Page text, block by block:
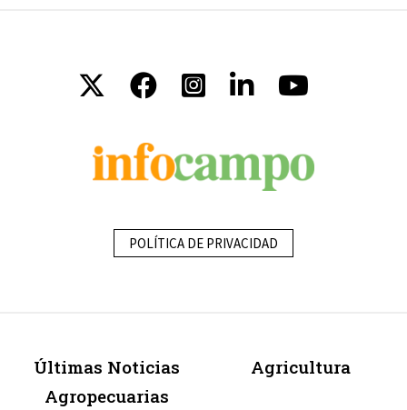
POLÍTICA DE PRIVACIDAD
Últimas Noticias
Agropecuarias
Agricultura